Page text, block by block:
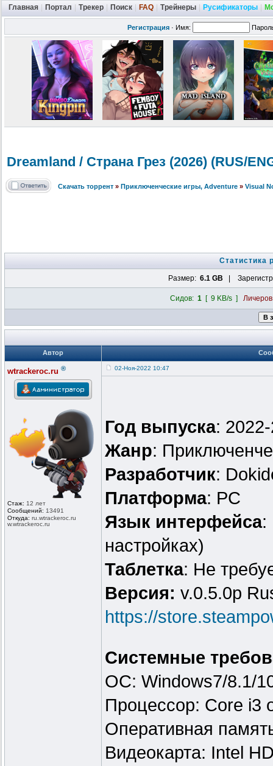
Главная Портал Трекер Поиск FAQ Трейнеры Русификаторы
Регистрация · Имя:
Dreamland / Страна Грез (2026) (RUS/
Скачать торрент » Приключенческие игры, Adventure » Visual
Статистика
Размер: 6.1 GB |
Сидов: 1 [ 9 KB/s ]
Автор
wtrackeroc.ru ®
Стаж: 12 лет
Сообщений: 13491
Откуда: ru.wtrackeroc.ru
w.wtrackeroc .ru
02-Ноя-2022 10:47
Год выпуска:
Жанр:
Разработчик:
Платформа: PC
Язык интерфейса:
настройках)
Таблeтка: Не
Версия: v.0.5.0p
https://
Системные
ОС: Windows7/8.1/
Процессор: Core i3
Оперативная
Видеокарта: Intel